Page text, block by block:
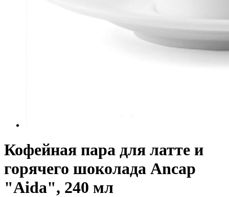
Кофейная пара для латте и
горячего шоколада Ancap
"Aida", 240 мл